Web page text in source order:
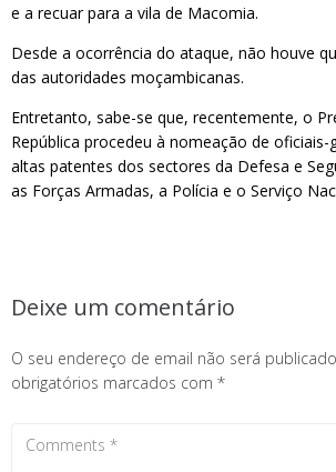
e a recuar para a vila de Macomia.
Desde a ocorrência do ataque, não houve
das autoridades moçambicanas.
Entretanto, sabe-se que, recentemente, o
República procedeu à nomeação de oficiais-
altas patentes dos sectores da Defesa e
as Forças Armadas, a Polícia e o Serviço
Deixe um comentário
O seu endereço de email não será
obrigatórios marcados com *